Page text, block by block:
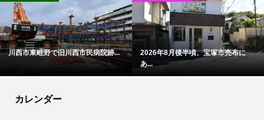
川西市東畦野で旧川西市民病院跡...
2026年8月後半頃、宝塚市売布に
あ...
カレンダー